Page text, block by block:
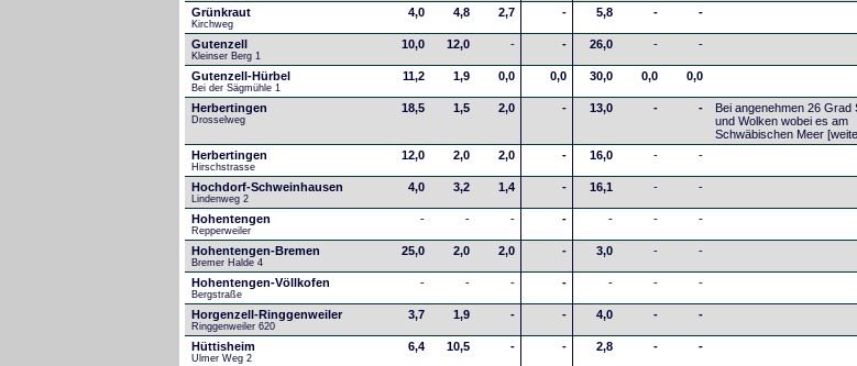
Grünkraut
Kirchweg
4,0 4,8 2,7 - 5,8 - -
Gutenzell
Kleinser Berg 1
10,0 12,0 - - 26,0 - -
Gutenzell-Hürbel
Bei der Sägmühle 1
11,2 1,9 0,0 0,0 30,0 0,0 0,0
Herbertingen
Drosselweg
18,5 1,5 2,0 - 13,0 - -
Bei angenehmen 26 Grad
und Wolken wobei es am
Schwäbischen Meer
Herbertingen
Hirschstrasse
12,0 2,0 2,0 - 16,0 - -
Hochdorf-Schweinhausen
Lindenweg 2
4,0 3,2 1,4 - 16,1 - -
Hohentengen
Repperweiler
- - - - - - -
Hohentengen-Bremen
Bremer Halde 4
25,0 2,0 2,0 - 3,0 - -
Hohentengen-Völlkofen
Bergstraße
- - - - - - -
Horgenzell-Ringgenweiler
Ringgenweiler 620
3,7 1,9 - - 4,0 - -
Hüttisheim
Ulmer Weg 2
6,4 10,5 - - 2,8 - -